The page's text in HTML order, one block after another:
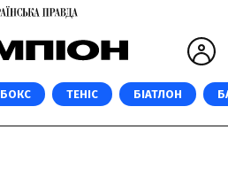
БОКС ТЕНІС БІАТЛОН